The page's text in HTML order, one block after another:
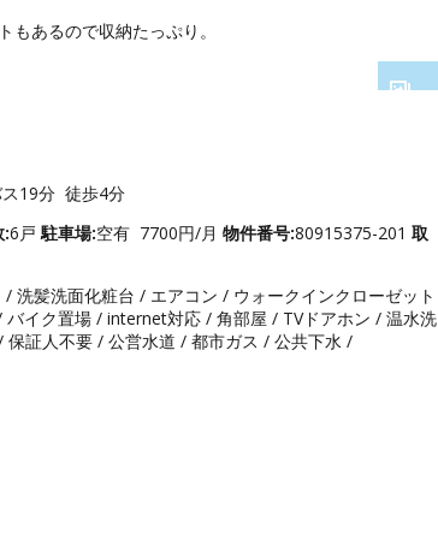
あるので収納たっぷり。
4
6
19分 徒歩4分
:6戸 駐車場:空有 7700円/月 物件番号:80915375-201 取
髪洗面化粧台 / エアコン / ウォークインクローゼット
イク置場 / internet対応 / 角部屋 / TVドアホン / 温水洗
証人不要 / 公営水道 / 都市ガス / 公共下水 /